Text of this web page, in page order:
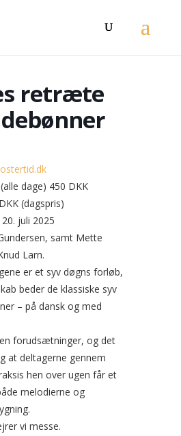
retræte
dage) 450 DKK
(dagspris)
juli 2025
samt Mette
Larn.
er et syv døgns forløb,
beder de klassiske syv
– på dansk og med
forudsætninger, og det
at deltagerne gennem
hen over ugen får et
melodierne og
vi messe.